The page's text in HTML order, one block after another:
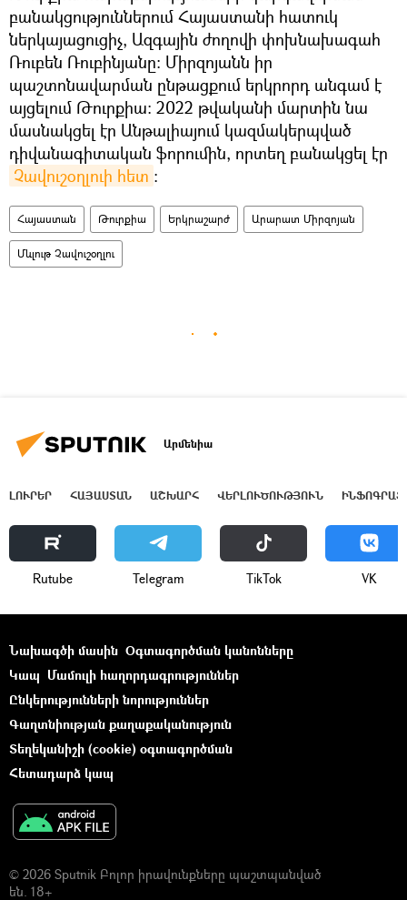
բանակցություններում Հայաստանի հատուկ
ներկայացուցիչ, Ազգային ժողովի փոխնախագահ
Ռուբեն Ռուբինյանը: Միրզոյանն իր
պաշտոնավարման ընթացքում երկրորդ անգամ է
այցելում Թուրքիա։ 2022 թվականի մարտին նա
մասնակցել էր Անթալիայում կազմակերպված
դիվանագիտական ֆորումին, որտեղ բանակցել էր
Չավուշօղլուի հետ ։
Հայաստան Թուրքիա Երկրաշարժ Արարատ Միրզոյան
Մևլութ Չավուշօղլու
Արմենիա
ԼՈՒՐԵՐ ՀԱՅԱՍՏԱՆ ԱՇԽԱՐՀ ՎԵՐԼՈՒԾՈՒԹՅՈՒՆ
Rutube Telegram ТikТоk VK
Նախագծի մասին Օգտագործման կանոնները
Կապ Մամուլի հաղորդագրություններ
Ընկերությունների նորություններ
Գաղտնիության քաղաքականություն
Տեղեկանիշի (cookie) օգտագործման
Հետադարձ կապ
© 2026 Sputnik Բոլոր իրավունքները պաշտպանված
են. 18+